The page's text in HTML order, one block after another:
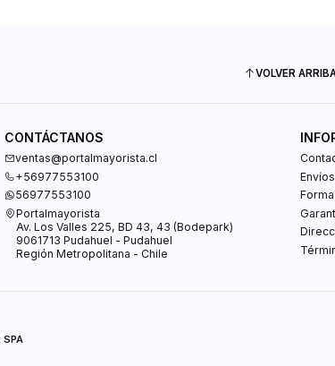
VOLVER
CONTÁCTANOS
ventas@portalmayorista.cl
+56977553100
56977553100
Portalmayorista
Av. Los Valles 225, BD 43, 43 (Bodepark)
9061713 Pudahuel - Pudahuel
Región Metropolitana - Chile